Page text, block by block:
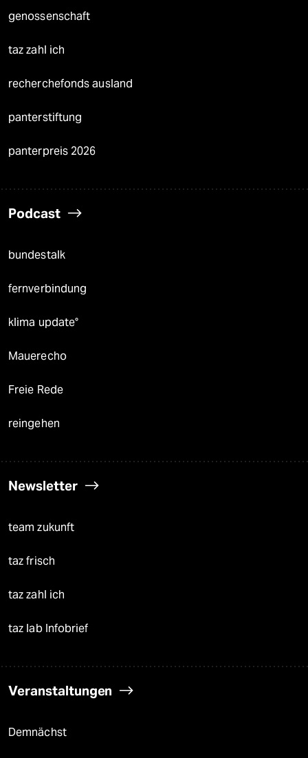
genossenschaft
taz zahl ich
recherchefonds ausland
panterstiftung
panterpreis 2026
Podcast
bundestalk
fernverbindung
klima update°
Mauerecho
Freie Rede
reingehen
Newsletter
team zukunft
taz frisch
taz zahl ich
taz lab Infobrief
Veranstaltungen
Demnächst